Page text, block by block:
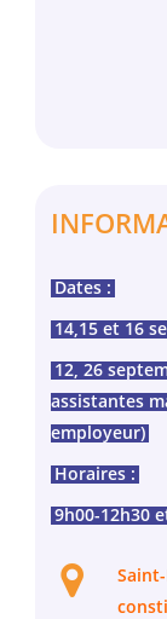
Dates :
14,15 et 16
12, 26
assistantes
employeur)
Horaires :
9h00-12h30